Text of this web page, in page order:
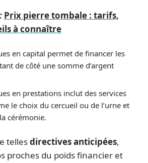
Prix pierre tombale : tarifs,
à connaître
en capital permet de financer les
de côté une somme d’argent
en prestations inclut des services
le choix du cercueil ou de l’urne et
cérémonie.
tellesdirectives anticipées,
proches du poids financier et